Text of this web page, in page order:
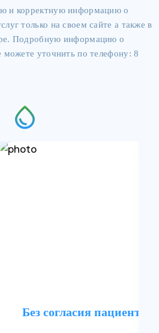
и корректную информацию о
только на своем сайте а также в
Подробную информацию о
можете уточнить по телефону: 8
Без согласия пациента